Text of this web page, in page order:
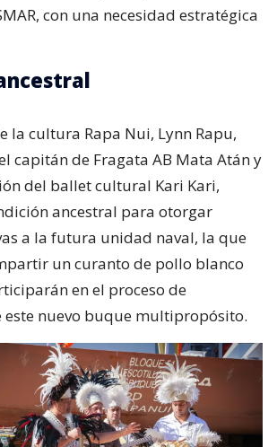
con una necesidad estratégica
la cultura Rapa Nui, Lynn Rapu,
capitán de Fragata AB Mata Atán y
del ballet cultural Kari Kari,
ancestral para otorgar
a la futura unidad naval, la que
un curanto de pollo blanco
en el proceso de
este nuevo buque multipropósito.